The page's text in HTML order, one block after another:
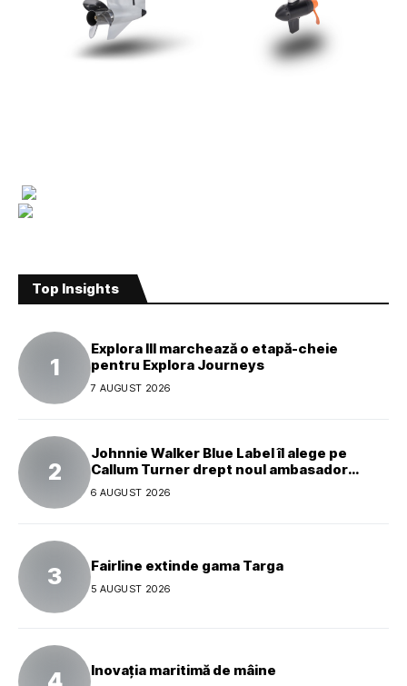
Top Insights
Explora III marchează o etapă-cheie
pentru Explora Journeys
7 AUGUST 2026
Johnnie Walker Blue Label îl alege pe
Callum Turner drept noul ambasador
global al mărcii
6 AUGUST 2026
Fairline extinde gama Targa
5 AUGUST 2026
Inovația maritimă de mâine